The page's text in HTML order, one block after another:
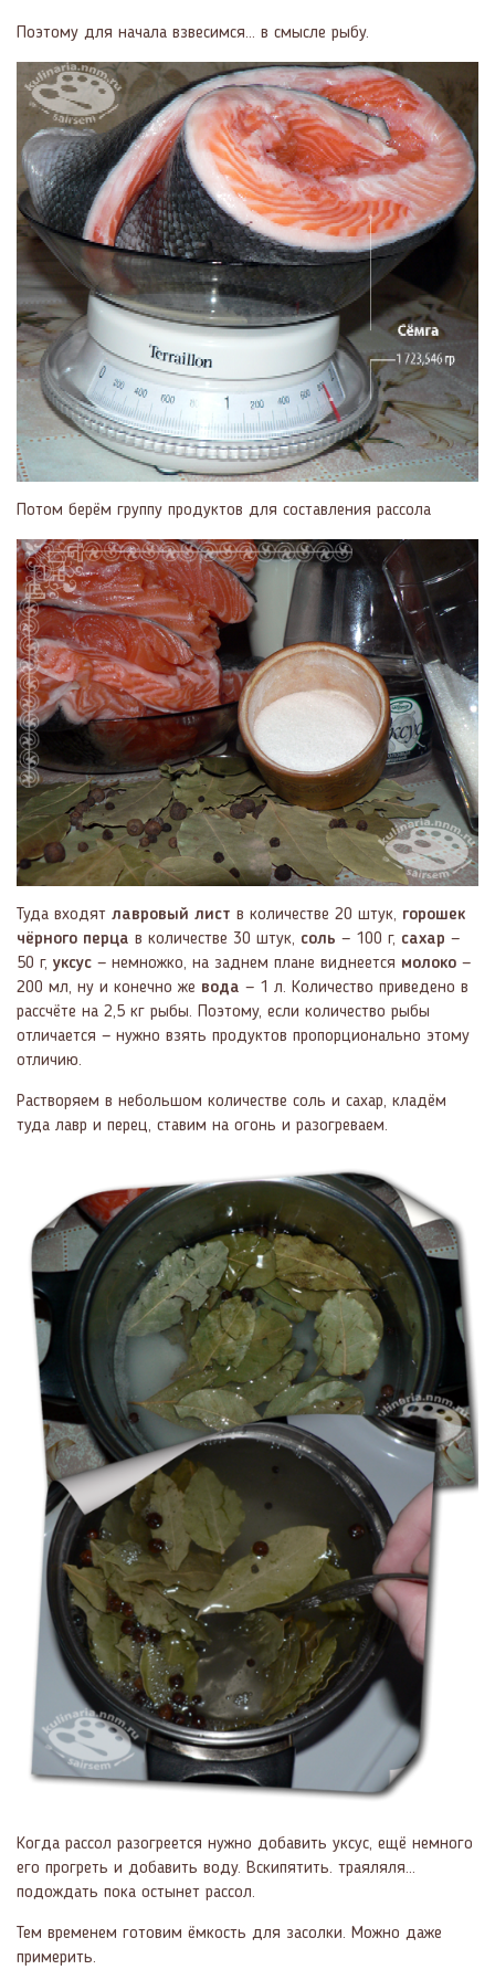
Поэтому для начала взвесимся... в смысле рыбу.
Потом берём группу продуктов для составления рассола
Туда входят лавровый лист в количестве 20 штук, горошек
чёрного перца в количестве 30 штук, соль — 100 г, сахар —
50 г, уксус — немножко, на заднем плане виднеется молоко —
200 мл, ну и конечно же вода — 1 л. Количество приведено в
рассчёте на 2,5 кг рыбы. Поэтому, если количество рыбы
отличается — нужно взять продуктов пропорционально этому
отличию.
Растворяем в небольшом количестве соль и сахар, кладём
туда лавр и перец, ставим на огонь и разогреваем.
Когда рассол разогреется нужно добавить уксус, ещё немного
его прогреть и добавить воду. Вскипятить. траяляля...
подождать пока остынет рассол.
Тем временем готовим ёмкость для засолки. Можно даже
примерить.